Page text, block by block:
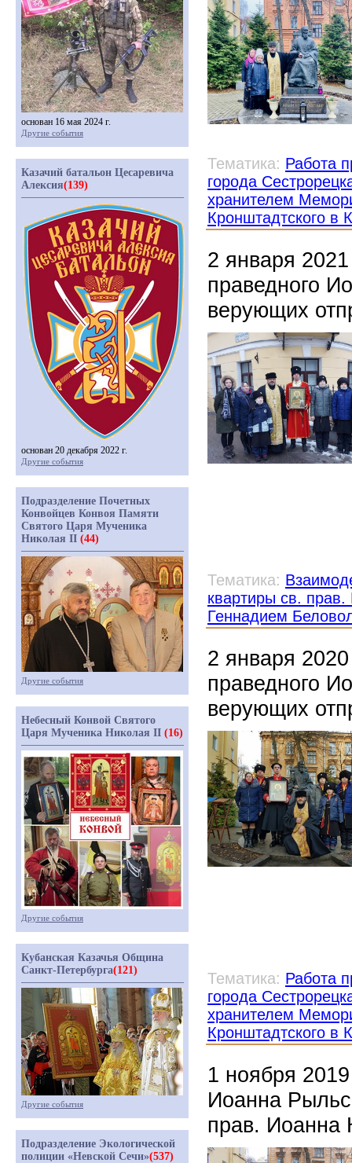
Тематика: Работа
города
хранителем
Кронштадтского в
2 января
праведного
верующих
Тематика:
квартиры св.
Геннадием
2 января
праведного
верующих
Тематика: Работа
города
хранителем
Кронштадтского в
1 ноября
Иоанна
прав. Иоанна
основан 16 мая 2024 г.
Другие события
Казачий батальон Цесаревича
Алексия(139)
основан 20 декабря 2022 г.
Другие события
Подразделение Почетных
Конвойцев Конвоя Памяти
Святого Царя Мученика
Николая II (44)
Другие события
Небесный Конвой Святого
Царя Мученика Николая II (16)
Другие события
Кубанская Казачья Община
Санкт-Петербурга(121)
Другие события
Подразделение Экологической
полиции «Невской Сечи»(537)